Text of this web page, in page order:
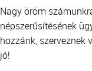
Nagy öröm
népszerűsítésének
hozzánk, szerveznek
jó!